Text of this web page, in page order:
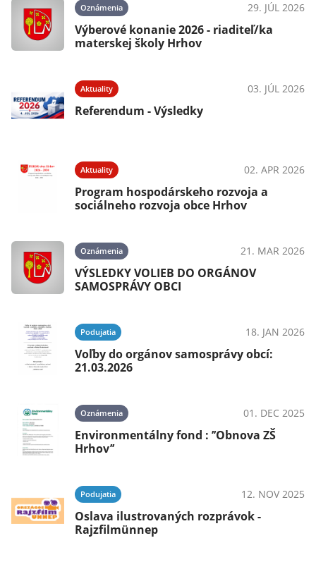
Oznámenia 29. JÚL 2026
Výberové konanie 2026 - riaditeľ/ka
materskej školy Hrhov
Aktuality 03. JÚL 2026
Referendum - Výsledky
Aktuality 02. APR 2026
Program hospodárskeho rozvoja a
sociálneho rozvoja obce Hrhov
Oznámenia 21. MAR 2026
VÝSLEDKY VOLIEB DO ORGÁNOV
SAMOSPRÁVY OBCI
Podujatia 18. JAN 2026
Voľby do orgánov samosprávy obcí:
21.03.2026
Oznámenia 01. DEC 2025
Environmentálny fond : ’’Obnova ZŠ
Hrhov’’
Podujatia 12. NOV 2025
Oslava ilustrovaných rozprávok -
Rajzfilmünnep